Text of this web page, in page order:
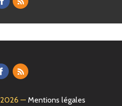
2026 — Mentions légales